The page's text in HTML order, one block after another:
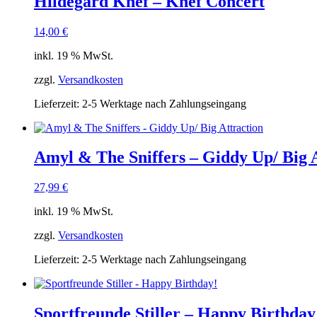
14,00 €
inkl. 19 % MwSt.
zzgl. Versandkosten
Lieferzeit: 2-5 Werktage nach Zahlungseingang
Amyl & The Sniffers – Giddy Up/ Big
27,99 €
inkl. 19 % MwSt.
zzgl. Versandkosten
Lieferzeit: 2-5 Werktage nach Zahlungseingang